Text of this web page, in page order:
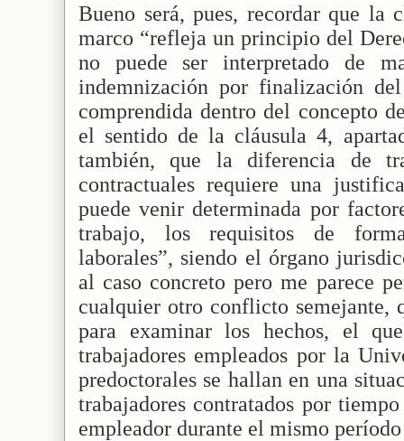
Bueno será, pues, recordar que la
marco “refleja un principio del
no puede ser interpretado de
indemnización por finalización
comprendida dentro del concepto
el sentido de la cláusula 4,
también, que la diferencia de
contractuales requiere una
puede venir determinada por
trabajo, los requisitos de
laborales”, siendo el órgano
al caso concreto pero me parece
cualquier otro conflicto semejante,
para examinar los hechos, el
trabajadores empleados por la
predoctorales se hallan en una
trabajadores contratados por
empleador durante el mismo